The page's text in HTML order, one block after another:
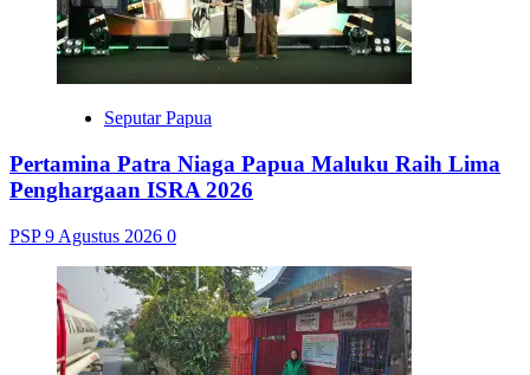
Seputar Papua
Pertamina Patra Niaga Papua Maluku Raih Lima
Penghargaan ISRA 2026
PSP9 Agustus 2026 0